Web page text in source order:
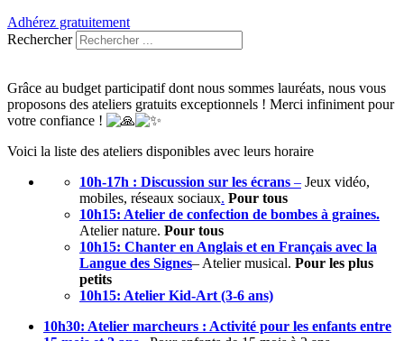
Adhérez gratuitement
Rechercher
Grâce au budget participatif dont nous sommes lauréats, nous vous
proposons des ateliers gratuits exceptionnels ! Merci infiniment pour
votre confiance !
Voici la liste des ateliers disponibles avec leurs horaire
10h-17h : Discussion sur les écrans – Jeux vidéo,
mobiles, réseaux sociaux. Pour tous
10h15: Atelier de confection de bombes à graines.
Atelier nature. Pour tous
10h15: Chanter en Anglais et en Français avec la
Langue des Signes– Atelier musical. Pour les plus
petits
10h15: Atelier Kid-Art (3-6 ans)
10h30: Atelier marcheurs : Activité pour les enfants entre